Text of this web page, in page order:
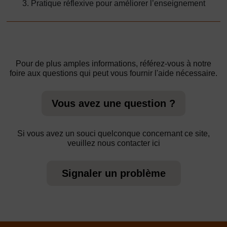
3. Pratique réflexive pour améliorer l’enseignement
Pour de plus amples informations, référez-vous à notre
foire aux questions qui peut vous fournir l'aide nécessaire.
Vous avez une question ?
Si vous avez un souci quelconque concernant ce site,
veuillez nous contacter ici
Signaler un problème